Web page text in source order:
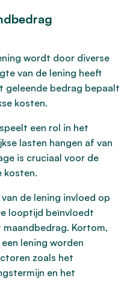
wordt door diverse
van de lening heeft
geleende bedrag bepaalt
kosten.
een rol in het
lasten hangen af van
is cruciaal voor de
kosten.
de lening invloed op
looptijd beïnvloedt
Kortom,
lening worden
zoals het
en het